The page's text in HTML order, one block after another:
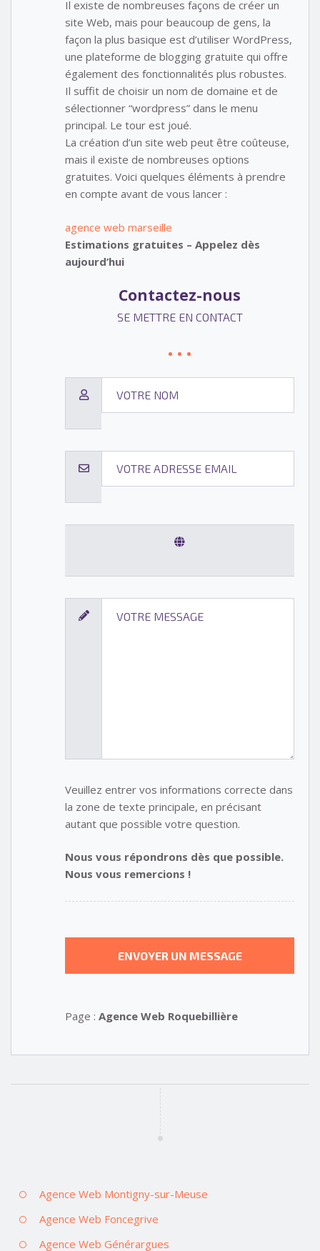
Il existe de nombreuses façons de créer un
site Web, mais pour beaucoup de gens, la
façon la plus basique est d’utiliser WordPress,
une plateforme de blogging gratuite qui offre
également des fonctionnalités plus robustes.
Il suffit de choisir un nom de domaine et de
sélectionner “wordpress” dans le menu
principal. Le tour est joué.
La création d’un site web peut être coûteuse,
mais il existe de nombreuses options
gratuites. Voici quelques éléments à prendre
en compte avant de vous lancer :
agence web marseille
Estimations gratuites – Appelez dès
aujourd’hui
Contactez-nous
SE METTRE EN CONTACT
Veuillez entrer vos informations correcte dans
la zone de texte principale, en précisant
autant que possible votre question.
Nous vous répondrons dès que possible.
Nous vous remercions !
Page : Agence Web Roquebillière
Agence Web Montigny-sur-Meuse
Agence Web Foncegrive
Agence Web Générargues